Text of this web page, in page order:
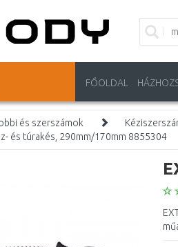
FŐOLDAL
és szerszámok
és túrakés, 290mm/170mm 8855304